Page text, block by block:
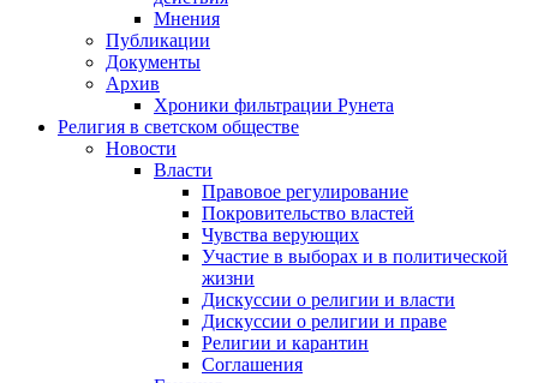
Мнения
Публикации
Документы
Архив
Хроники фильтрации Рунета
Религия в светском обществе
Новости
Власти
Правовое регулирование
Покровительство властей
Чувства верующих
Участие в выборах и в политической
жизни
Дискуссии о религии и власти
Дискуссии о религии и праве
Религии и карантин
Соглашения